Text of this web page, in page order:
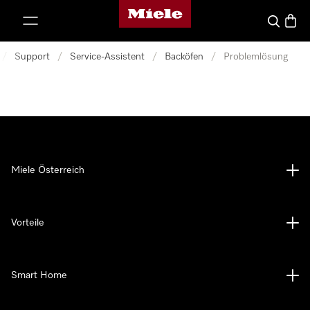
Miele-Homepage
Suche
Support / Service-Assistent / Backöfen / Problemlösung
Miele Österreich
Vorteile
Smart Home